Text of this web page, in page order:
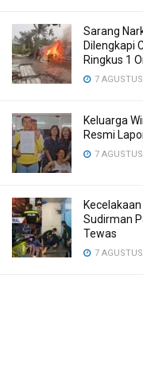
Sarang
Dilengkapi
Ringkus 1
7
Keluarga
Resmi
7
Sudirman
Tewas
7